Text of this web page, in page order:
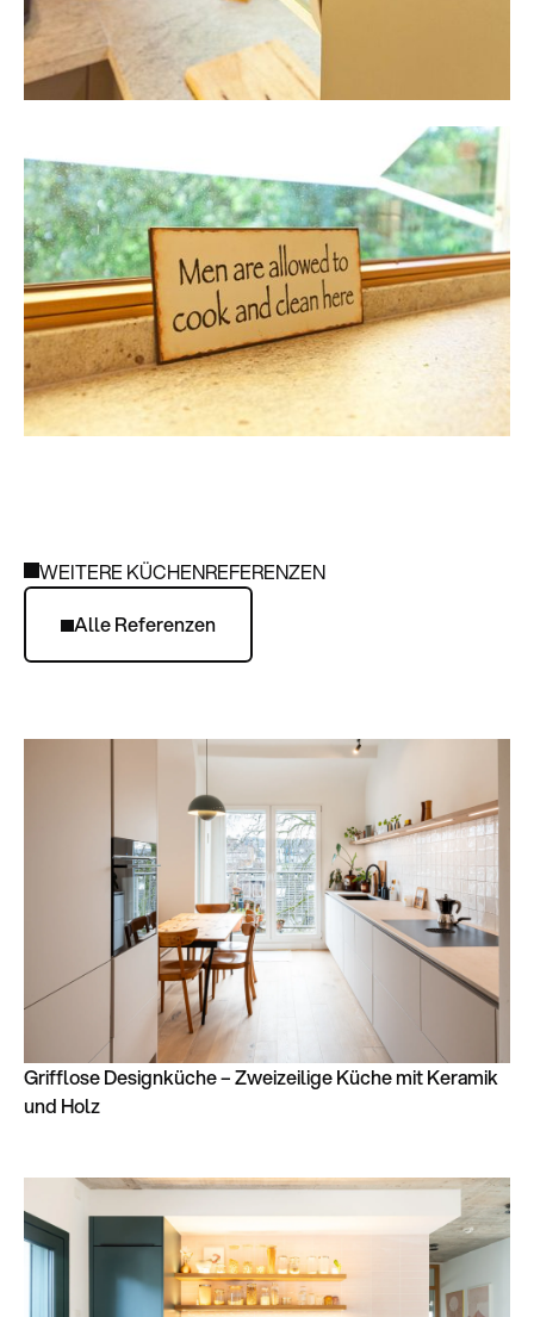
WEITERE KÜCHENREFERENZEN
Alle Referenzen
Grifflose Designküche – Zweizeilige Küche mit Keramik
und Holz